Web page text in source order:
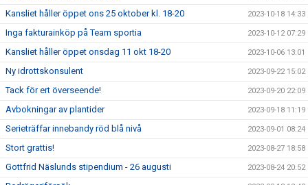
Kansliet håller öppet ons 25 oktober kl. 18-20 2023-10-18 14:33
Inga fakturainköp på Team sportia 2023-10-12 07:29
Kansliet håller öppet onsdag 11 okt 18-20 2023-10-06 13:01
Ny idrottskonsulent 2023-09-22 15:02
Tack för ert överseende! 2023-09-20 22:09
Avbokningar av plantider 2023-09-18 11:19
Serieträffar innebandy röd blå nivå 2023-09-01 08:24
Stort grattis! 2023-08-27 18:58
Gottfrid Näslunds stipendium - 26 augusti 2023-08-24 20:52